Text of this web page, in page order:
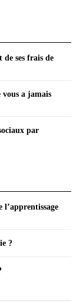
ses frais de
vous a jamais
par
?